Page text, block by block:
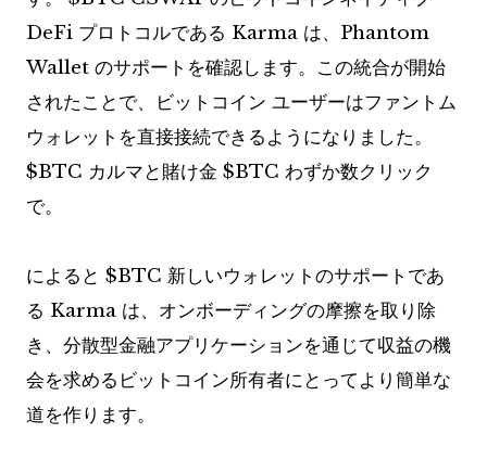
DeFi プロトコルである Karma は、Phantom
Wallet のサポートを確認します。この統合が開始
されたことで、ビットコイン ユーザーはファントム
ウォレットを直接接続できるようになりました。
$BTC カルマと賭け金 $BTC わずか数クリック
で。
によると $BTC 新しいウォレットのサポートであ
る Karma は、オンボーディングの摩擦を取り除
き、分散型金融アプリケーションを通じて収益の機
会を求めるビットコイン所有者にとってより簡単な
道を作ります。